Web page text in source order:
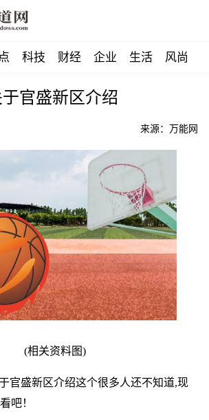
科技 财经 企业 生活 风尚
官盛新区介绍
来源：万能网
(相关资料图)
官盛新区介绍这个很多人还不知道,现
吧！